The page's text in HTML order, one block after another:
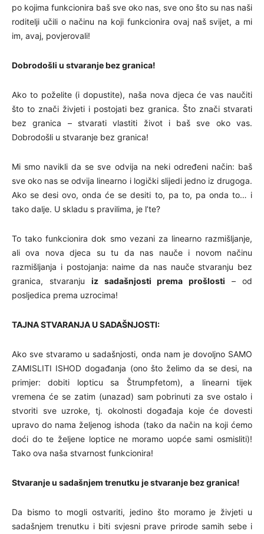
po kojima funkcionira baš sve oko nas, sve ono što su nas naši
roditelji učili o načinu na koji funkcionira ovaj naš svijet, a mi
im, avaj, povjerovali!
Dobrodošli u stvaranje bez granica!
Ako to poželite (i dopustite), naša nova djeca će vas naučiti
što to znači živjeti i postojati bez granica. Što znači stvarati
bez granica – stvarati vlastiti život i baš sve oko vas.
Dobrodošli u stvaranje bez granica!
Mi smo navikli da se sve odvija na neki određeni način: baš
sve oko nas se odvija linearno i logički slijedi jedno iz drugoga.
Ako se desi ovo, onda će se desiti to, pa to, pa onda to… i
tako dalje. U skladu s pravilima, je l’te?
To tako funkcionira dok smo vezani za linearno razmišljanje,
ali ova nova djeca su tu da nas nauče i novom načinu
razmišljanja i postojanja: naime da nas nauče stvaranju bez
granica, stvaranju iz sadašnjosti prema prošlosti – od
posljedica prema uzrocima!
TAJNA STVARANJA U SADAŠNJOSTI:
Ako sve stvaramo u sadašnjosti, onda nam je dovoljno SAMO
ZAMISLITI ISHOD događanja (ono što želimo da se desi, na
primjer: dobiti lopticu sa Štrumpfetom), a linearni tijek
vremena će se zatim (unazad) sam pobrinuti za sve ostalo i
stvoriti sve uzroke, tj. okolnosti događaja koje će dovesti
upravo do nama željenog ishoda (tako da način na koji ćemo
doći do te željene loptice ne moramo uopće sami osmisliti)!
Tako ova naša stvarnost funkcionira!
Stvaranje u sadašnjem trenutku je stvaranje bez granica!
Da bismo to mogli ostvariti, jedino što moramo je živjeti u
sadašnjem trenutku i biti svjesni prave prirode samih sebe i